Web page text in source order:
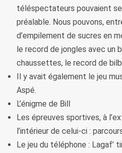
téléspectateurs pouvaient se
préalable. Nous pouvons,
d’empilement de sucres en
le record de jongles avec un
chaussettes, le record de
Il y avait également le jeu
Aspé.
L’énigme de Bill
Les épreuves sportives, à
l’intérieur de celui-ci :
Le jeu du téléphone : Lagaf’